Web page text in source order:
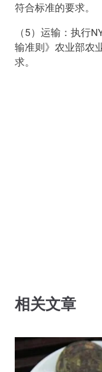
符合标准的要求。
（5）运输：执行
输准则》农业部农
求。
相关文章